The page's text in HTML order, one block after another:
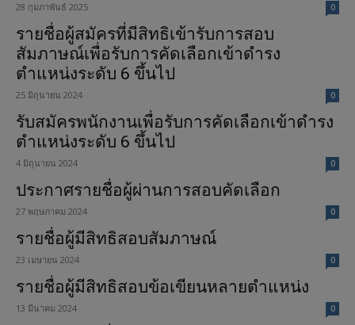
28 กุมภาพันธ์ 2025 0
รายชื่อผู้สมัครที่มีสิทธิเข้ารับการสอบ
สัมภาษณ์เพื่อรับการคัดเลือกเข้าดำรง
ตำแหน่งระดับ 6 ขึ้นไป
25 มิถุนายน 2024 0
รับสมัครพนักงานเพื่อรับการคัดเลือกเข้าดำรง
ตำแหน่งระดับ 6 ขึ้นไป
4 มิถุนายน 2024 0
ประกาศรายชื่อผู้ผ่านการสอบคัดเลือก
27 พฤษภาคม 2024 0
รายชื่อผู้มีสิทธิสอบสัมภาษณ์
23 เมษายน 2024 0
รายชื่อผู้มีสิทธิสอบข้อเขียนหลายตำแหน่ง
13 มีนาคม 2024 0